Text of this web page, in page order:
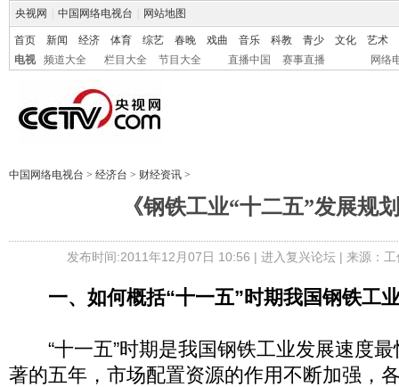
央视网 中国网络电视台 网站地图
首页 新闻 经济 体育 综艺 春晚 戏曲 音乐 科教 青少 文化
艺术
电视
频道大全 栏目大全 节目大全 直播中国 赛事直播 网络
中国网络电视台 > 经济台 > 财经资讯 >
《钢铁工业“十二五”发展规
发布时间:2011年12月07日 10:56 | 进入复兴论坛| 来源：
一、如何概括“十一五”时期我国钢铁工
“十一五”时期是我国钢铁工业发展速度最
著的五年，市场配置资源的作用不断加强，